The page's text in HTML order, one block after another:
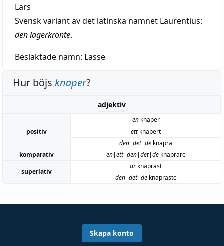
Lars
Svensk variant av det latinska namnet Laurentius:
den lagerkrönte.
Besläktade namn: Lasse
Hur böjs knaper?
adjektiv
positiv
enknaper
ettknapert
den|det|de knapra
komparativ
en|ett|den|det|deknaprare
superlativ
är knaprast
den|det|deknapraste
Skapa konto